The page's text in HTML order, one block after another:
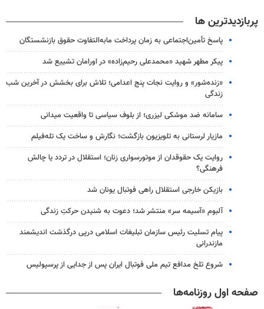
پربازدیدترین ها
پاسخ تأمین‌اجتماعی به زمان پرداخت مابه‌التفاوت حقوق بازنشستگان
پیکر مطهر شهید «محمدعلی رحیم‌زاده» در اورامان تشییع شد
«زنده‌شور» و روایت نجات پنج اعدامی؛ تلاش برای بخشش در آخرین شب
زندگی
سامانه ضد موشکی لیزری؛ از بلوف سیاسی تا واقعیت میدانی
مازیار لرستانی به تلویزیون بازگشت؛ نگارش و ساخت یک تله‌فیلم
روایت یک حقوقدان از موتورسواری زنان؛ استقلال در تردد یا چالش
فرهنگی؟
بازیکن خارجی استقلال راهی فوتبال یونان شد
آلبوم «آسیمه سر» منتشر شد؛ دعوت به شنیدن حرکتِ زندگی
پیام تسلیت رئیس سازمان تبلیغات اسلامی درپی درگذشت اندیشمند
مازندرانی
شروع تلخ مدافع تیم ملی فوتبال ایران پس از جدایی از پرسپولیس
صفحه اول روزنامه‌ها